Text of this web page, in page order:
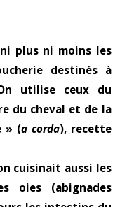
plus ni moins les
destinés à
utilise ceux du
du cheval et de la
» (a corda), recette
cuisinait aussi les
oies (abignades